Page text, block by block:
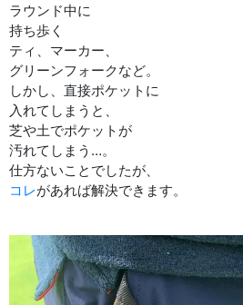
ラウンド中に
持ち歩く
ティ、マーカー、
グリーンフォークなど。
しかし、直接ポケットに
入れてしまうと、
芝や土でポケットが
汚れてしまう…。
仕方ないことでしたが、
コレがあれば解決できます。